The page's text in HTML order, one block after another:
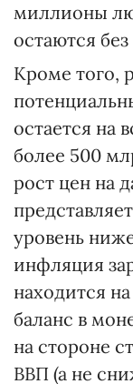
миллионы
остаются
Кроме того,
остается на
более 500
рост цен на
уровень
инфляция
находится
баланс в
на стороне
ВВП (а не